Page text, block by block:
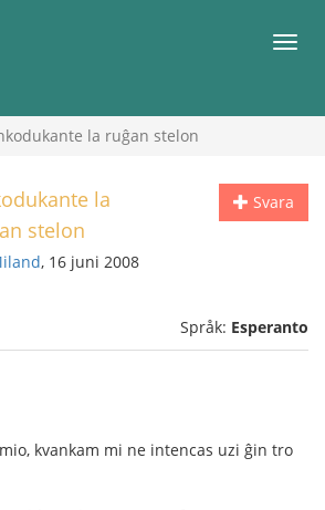
Meny
la ruĝan stelon
Svara
la
stelon
, 16 juni 2008
Språk: Esperanto
kvankam mi ne intencas uzi ĝin tro